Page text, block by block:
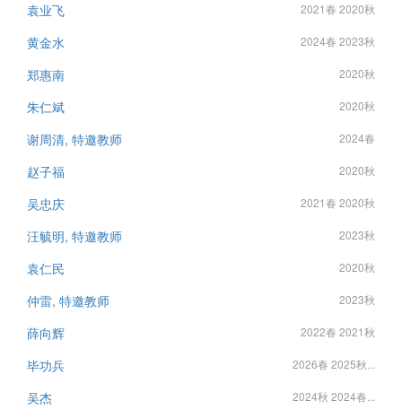
袁业飞 2021春 2020秋
黄金水 2024春 2023秋
郑惠南 2020秋
朱仁斌 2020秋
谢周清, 特邀教师 2024春
赵子福 2020秋
吴忠庆 2021春 2020秋
汪毓明, 特邀教师 2023秋
袁仁民 2020秋
仲雷, 特邀教师 2023秋
薛向辉 2022春 2021秋
毕功兵 2026春 2025秋...
吴杰 2024秋 2024春...